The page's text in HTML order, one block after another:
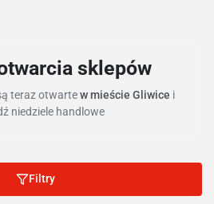
sklepów
teraz otwartew mieście Gliwice i
niedziele handlowe
Filtry